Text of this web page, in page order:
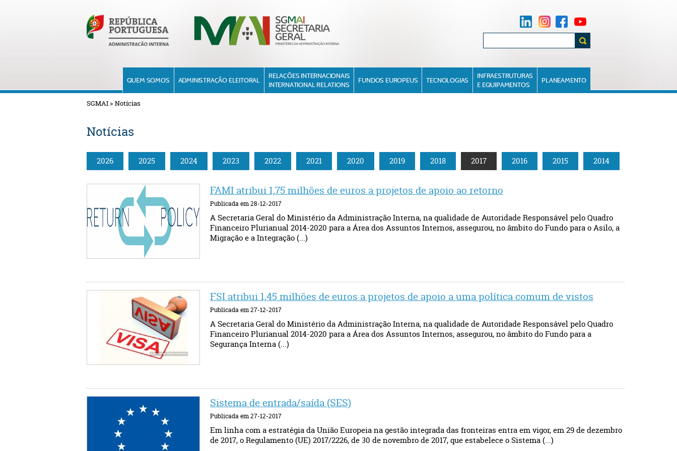
QUEM SOMOS ADMINISTRAÇÃO ELEITORAL
RELAÇÕES INTERNACIONAIS
INTERNATIONAL RELATIONS
FUNDOS EUROPEUS TECNOLOGIAS
INFRAESTRUTURAS
E EQUIPAMENTOS
PLANEAMENTO
SGMAI>Notícias
Notícias
2026 2025 2024 2023 2022 2021 2020 2019 2018 2017 2016 2015 2014
FAMI atribui 1,75 milhões de euros a projetos de apoio ao retorno
Publicada em 28-12-2017
A Secretaria Geral do Ministério da Administração Interna, na qualidade de Autoridade Responsável pelo Quadro
Financeiro Plurianual 2014-2020 para a Área dos Assuntos Internos, assegurou, no âmbito do Fundo para o Asilo, a
Migração e a Integração (...)
FSI atribui 1,45 milhões de euros a projetos de apoio a uma política comum de vistos
Publicada em 27-12-2017
A Secretaria Geral do Ministério da Administração Interna, na qualidade de Autoridade Responsável pelo Quadro
Financeiro Plurianual 2014-2020 para a Área dos Assuntos Internos, assegurou, no âmbito do Fundo para a
Segurança Interna (...)
Sistema de entrada/saída (SES)
Publicada em 27-12-2017
Em linha com a estratégia da União Europeia na gestão integrada das fronteiras entra em vigor, em 29 de dezembro
de 2017, o Regulamento (UE) 2017/2226, de 30 de novembro de 2017, que estabelece o Sistema (...)